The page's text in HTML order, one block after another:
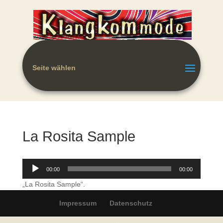
Seite wählen
La Rosita Sample
Audio-
00:00 00:00
„La Rosita Sample“.
Impressum Datenschutz